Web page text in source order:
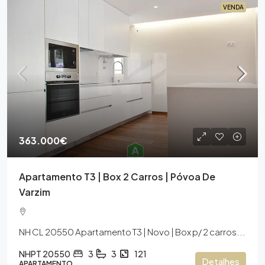
VENDA
363.000€
Apartamento T3 | Box 2 Carros | Póvoa De
Varzim
NH CL 20550 Apartamento T3 | Novo | Box p/ 2 carros...
NHPT 20550 3 3 121
Detalhes